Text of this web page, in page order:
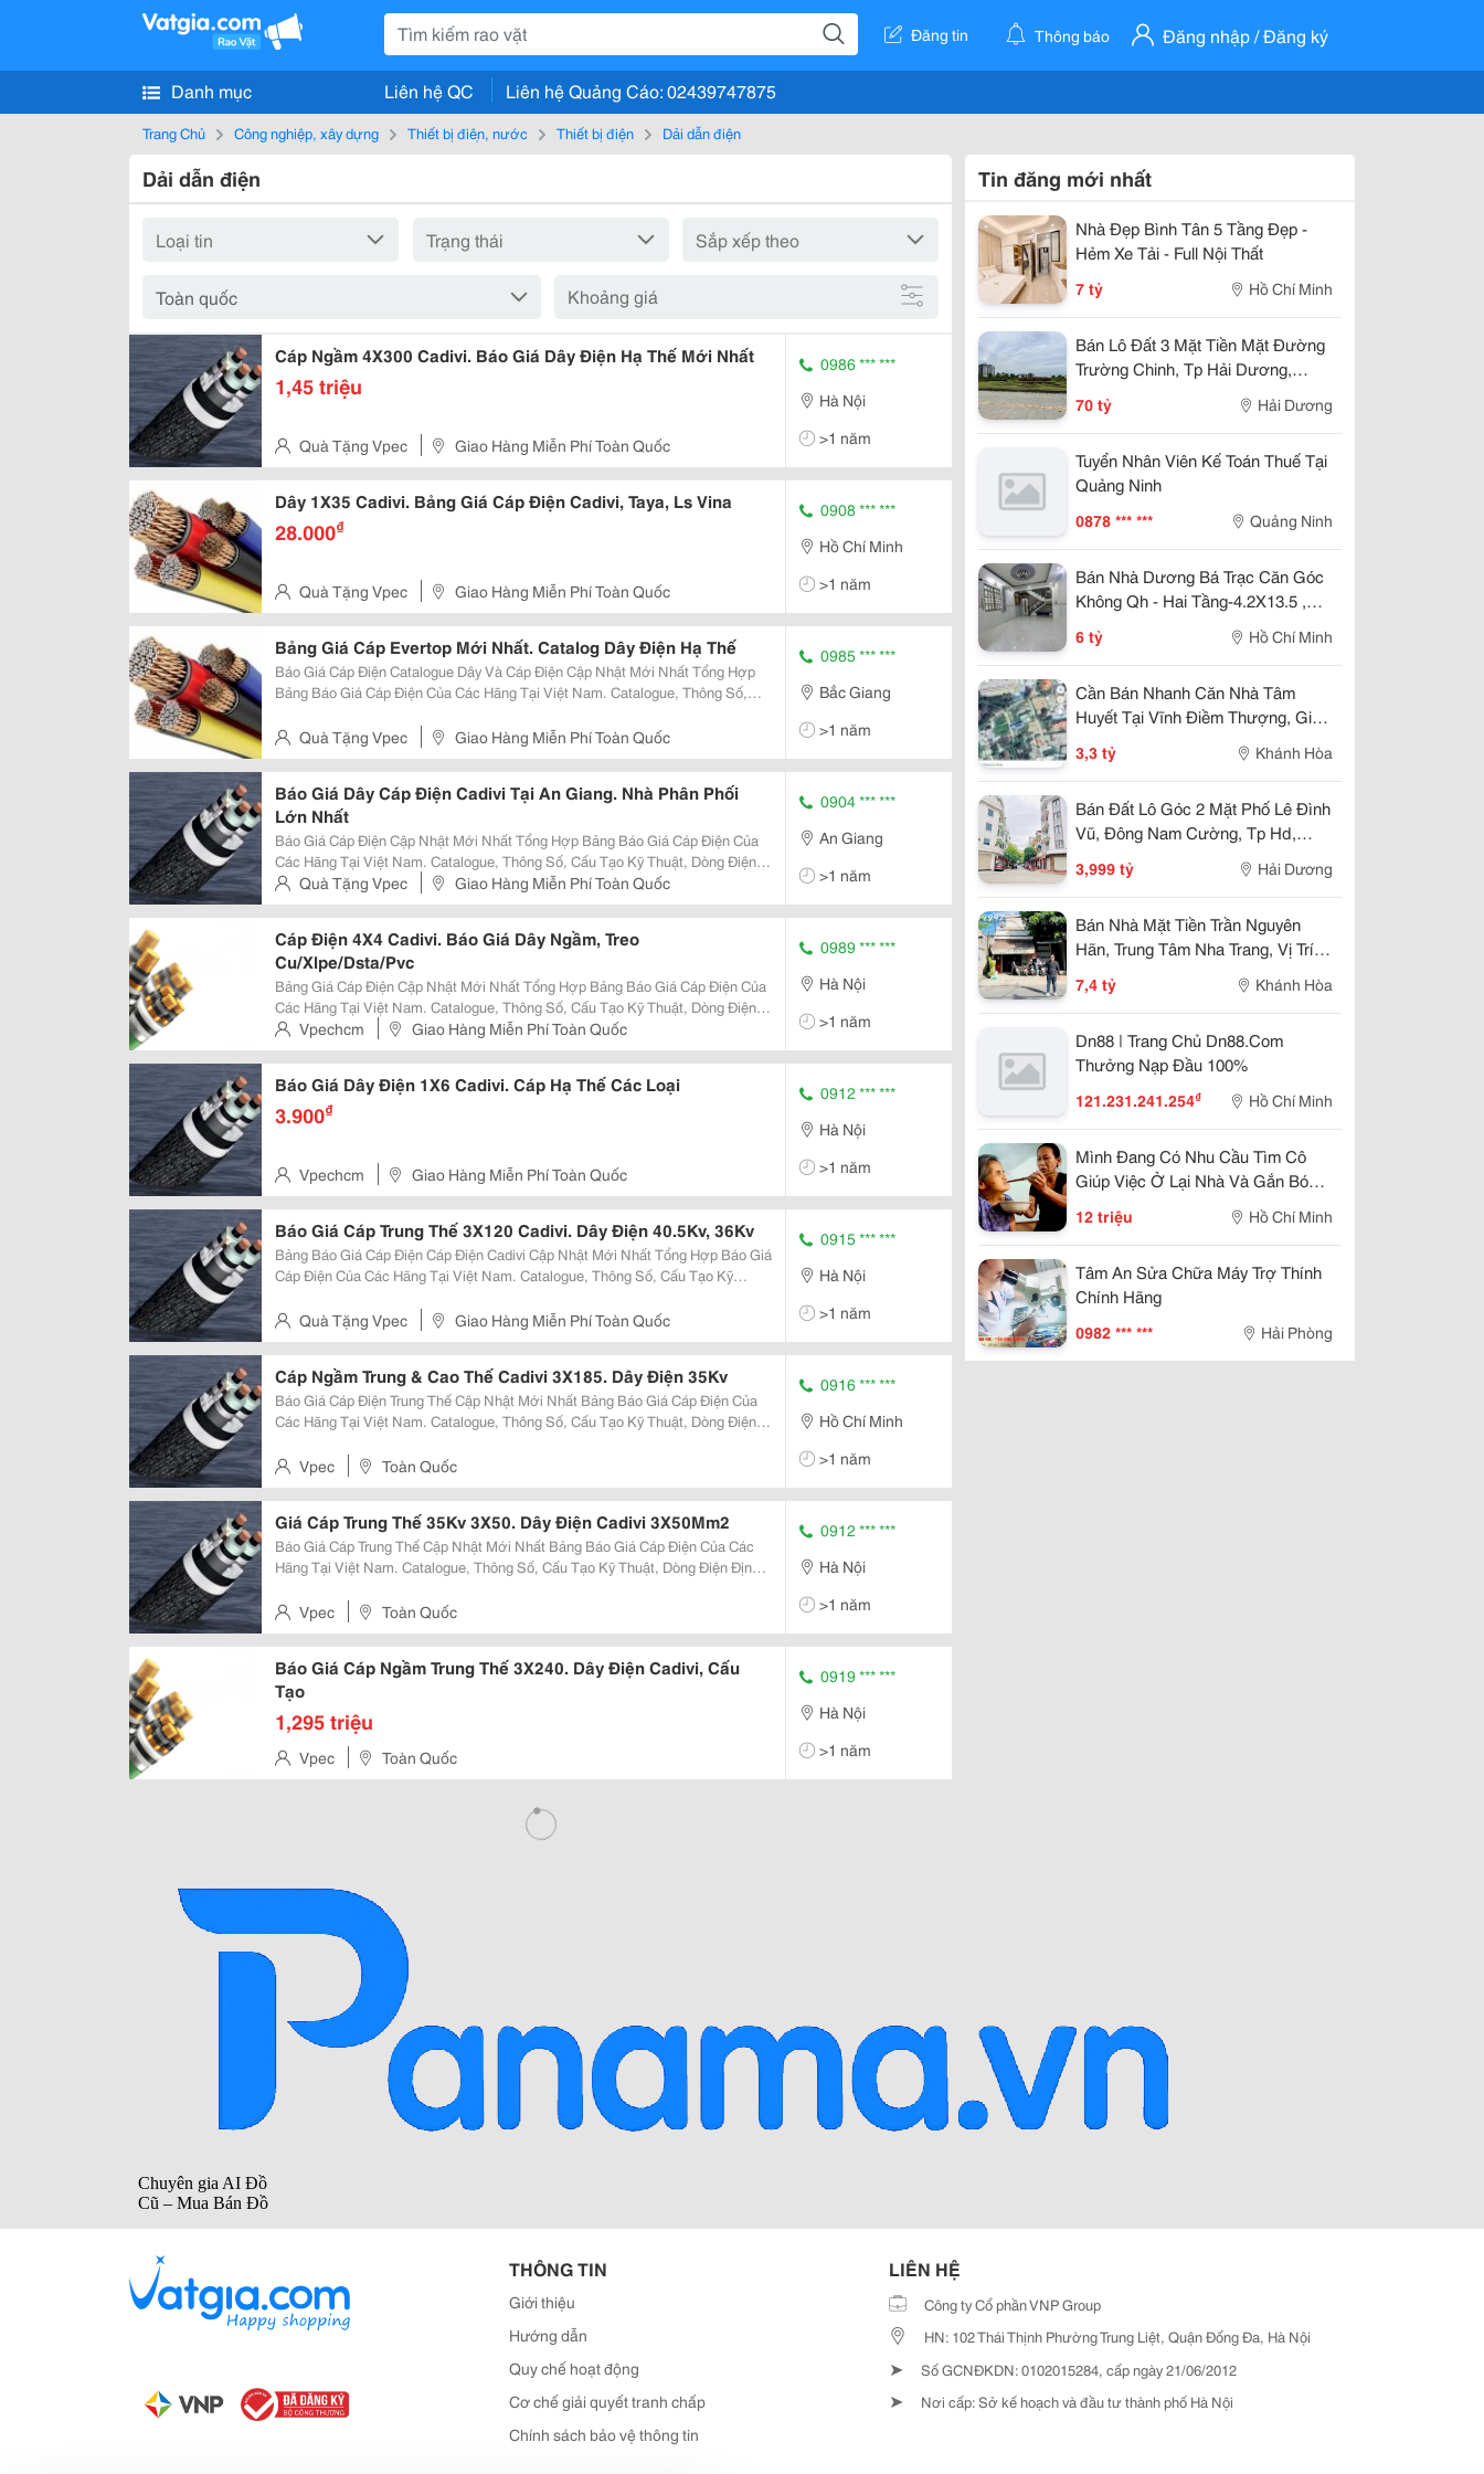
Đăng tin Thông báo Đăng nhập / Đăng ký
Danh mục Liên hệ QC Liên hệ Quảng Cáo: 02439747875
Trang Chủ Công nghiệp, xây dựng Thiết bị điện, nước Thiết bị điện Dải dẫn điện
Dải dẫn điện
Khoảng giá
Cáp Ngầm 4X300 Cadivi. Báo Giá Dây Điện Hạ Thế Mới Nhất
1,45 triệu
Quà Tặng Vpec Giao Hàng Miễn Phí Toàn Quốc
0986 *** ***
Hà Nội
>1 năm
Dây 1X35 Cadivi. Bảng Giá Cáp Điện Cadivi, Taya, Ls Vina
28.000₫
Quà Tặng Vpec Giao Hàng Miễn Phí Toàn Quốc
0908 *** ***
Hồ Chí Minh
>1 năm
Bảng Giá Cáp Evertop Mới Nhất. Catalog Dây Điện Hạ Thế
Báo Giá Cáp Điện Catalogue Dây Và Cáp Điện Cập Nhật Mới Nhất Tổng Hợp
Bảng Báo Giá Cáp Điện Của Các Hãng Tại Việt Nam. Catalogue, Thông Số,
&Amp; Chuyên Nghiệp: Vpec
Quà Tặng Vpec Giao Hàng Miễn Phí Toàn Quốc
0985 *** ***
Bắc Giang
>1 năm
Báo Giá Dây Cáp Điện Cadivi Tại An Giang. Nhà Phân Phối
Lớn Nhất
Báo Giá Cáp Điện Cập Nhật Mới Nhất Tổng Hợp Bảng Báo Giá Cáp Điện Của
Các Hãng Tại Việt Nam. Catalogue, Thông Số, Cấu Tạo Kỹ Thuật, Dòng Điện
Định Mức... Xem Tiếp Website Cung Cấp Uy Tín &Amp; Chuyên Nghiệp:
Vpec.vn Vpec.vn Vpec.vn Vpec.v
Quà Tặng Vpec Giao Hàng Miễn Phí Toàn Quốc
0904 *** ***
An Giang
>1 năm
Cáp Điện 4X4 Cadivi. Báo Giá Dây Ngầm, Treo
Cu/Xlpe/Dsta/Pvc
Bảng Giá Cáp Điện Cập Nhật Mới Nhất Tổng Hợp Bảng Báo Giá Cáp Điện Của
Các Hãng Tại Việt Nam. Catalogue, Thông Số, Cấu Tạo Kỹ Thuật, Dòng Điện
Định Mức... Xem Tiếp Website Cung Cấp Uy Tín &Amp; Chuyên Nghiệp:
Vpec.vn Vpec.vn Vpec.vn Vpec.
Vpechcm Giao Hàng Miễn Phí Toàn Quốc
0989 *** ***
Hà Nội
>1 năm
Báo Giá Dây Điện 1X6 Cadivi. Cáp Hạ Thế Các Loại
3.900₫
Vpechcm Giao Hàng Miễn Phí Toàn Quốc
0912 *** ***
Hà Nội
>1 năm
Báo Giá Cáp Trung Thế 3X120 Cadivi. Dây Điện 40.5Kv, 36Kv
Bảng Báo Giá Cáp Điện Cáp Điện Cadivi Cập Nhật Mới Nhất Tổng Hợp Báo Giá
Cáp Điện Của Các Hãng Tại Việt Nam. Catalogue, Thông Số, Cấu Tạo Kỹ
Chuyên Nghiệp: Vpec.vn Báo
Quà Tặng Vpec Giao Hàng Miễn Phí Toàn Quốc
0915 *** ***
Hà Nội
>1 năm
Cáp Ngầm Trung & Cao Thế Cadivi 3X185. Dây Điện 35Kv
Báo Giá Cáp Điện Trung Thế Cập Nhật Mới Nhất Bảng Báo Giá Cáp Điện Của
Các Hãng Tại Việt Nam. Catalogue, Thông Số, Cấu Tạo Kỹ Thuật, Dòng Điện
Vpec.vn Báo Giá Dây &Amp; Cáp
Vpec Toàn Quốc
0916 *** ***
Hồ Chí Minh
>1 năm
Giá Cáp Trung Thế 35Kv 3X50. Dây Điện Cadivi 3X50Mm2
Báo Giá Cáp Trung Thế Cập Nhật Mới Nhất Bảng Báo Giá Cáp Điện Của Các
Hãng Tại Việt Nam. Catalogue, Thông Số, Cấu Tạo Kỹ Thuật, Dòng Điện Định
Báo Giá Dây &Amp; Cáp Điện
Vpec Toàn Quốc
0912 *** ***
Hà Nội
>1 năm
Báo Giá Cáp Ngầm Trung Thế 3X240. Dây Điện Cadivi, Cấu
Tạo
1,295 triệu
Vpec Toàn Quốc
0919 *** ***
Hà Nội
>1 năm
Tin đăng mới nhất
Nhà Đẹp Bình Tân 5 Tầng Đẹp -
Hẻm Xe Tải - Full Nội Thất
7 tỷ Hồ Chí Minh
Bán Lô Đất 3 Mặt Tiền Mặt Đường
Trường Chinh, Tp Hải Dương,
789M2, Lô Góc, Kd Tốt, Vị Trí Đẹp
70 tỷ Hải Dương
Tuyển Nhân Viên Kế Toán Thuế Tại
Quảng Ninh
0878 *** *** Quảng Ninh
Bán Nhà Dương Bá Trạc Căn Góc
Không Qh - Hai Tầng-4.2X13.5 ,
6 tỷ Hồ Chí Minh
Cần Bán Nhanh Căn Nhà Tâm
Huyết Tại Vĩnh Điềm Thượng, Giá
3,3 tỷ Khánh Hòa
Bán Đất Lô Góc 2 Mặt Phố Lê Đình
Vũ, Đông Nam Cường, Tp Hd,
57.25M2, Đường 13.5M, 3.X Tỷ
3,999 tỷ Hải Dương
Bán Nhà Mặt Tiền Trần Nguyên
Hãn, Trung Tâm Nha Trang, Vị Trí
Kinh Doanh Đẹp, Giá 7,4 Tỷ
7,4 tỷ Khánh Hòa
Dn88 | Trang Chủ Dn88.Com
Thưởng Nạp Đầu 100%
121.231.241.254₫ Hồ Chí Minh
Mình Đang Có Nhu Cầu Tìm Cô
Giúp Việc Ở Lại Nhà Và Gắn Bó
12 triệu Hồ Chí Minh
Tâm An Sửa Chữa Máy Trợ Thính
Chính Hãng
0982 *** *** Hải Phòng
THÔNG TIN
Giới thiệu
Hướng dẫn
Quy chế hoạt động
Cơ chế giải quyết tranh chấp
Chính sách bảo vệ thông tin
LIÊN HỆ
Công ty Cổ phần VNP Group
HN: 102 Thái Thịnh Phường Trung Liệt, Quận Đống Đa, Hà Nội
➤ Số GCNĐKDN: 0102015284, cấp ngày 21/06/2012
➤ Nơi cấp: Sở kế hoạch và đầu tư thành phố Hà Nội